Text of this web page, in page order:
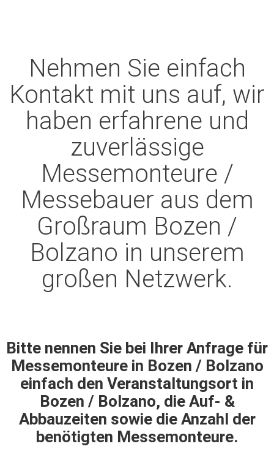
Nehmen Sie einfach
Kontakt mit uns auf, wir
haben erfahrene und
zuverlässige
Messemonteure /
Messebauer aus dem
Großraum Bozen /
Bolzano in unserem
großen Netzwerk.
Bitte nennen Sie bei Ihrer Anfrage für
Messemonteure in Bozen / Bolzano
einfach den Veranstaltungsort in
Bozen / Bolzano, die Auf- &
Abbauzeiten sowie die Anzahl der
benötigten Messemonteure.